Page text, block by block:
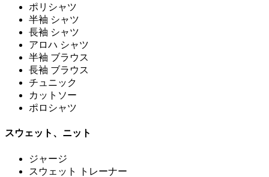
ポリシャツ
半袖 シャツ
長袖 シャツ
アロハ シャツ
半袖 ブラウス
長袖 ブラウス
チュニック
カットソー
ポロシャツ
スウェット、ニット
ジャージ
スウェット トレーナー